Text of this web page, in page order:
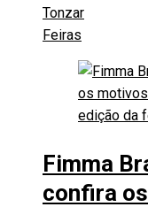
Tonzar
Feiras
Fimma
confira